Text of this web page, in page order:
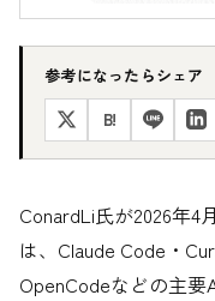
参考になったらシェア
B!
ConardLi氏が2026年4
は、Claude Code・
OpenCodeなどの主